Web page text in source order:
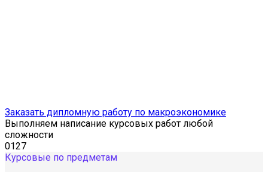
Заказать дипломную работу по макроэкономике
Выполняем написание курсовых работ любой
сложности
0127
Курсовые по предметам